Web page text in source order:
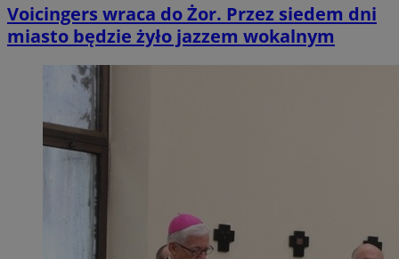
Voicingers wraca do Żor. Przez siedem dni
miasto będzie żyło jazzem wokalnym